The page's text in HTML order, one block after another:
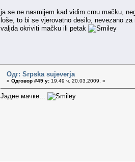
ja se ne nasmijem kad vidim crnu mačku,
loše, to bi se vjerovatno desilo, nevezano
valjda okriviti mačku ili petak
Одг: Srpska sujeverja
« Одговор #49 у: 19.49 ч. 20.03.2009. »
Јадне мачке...